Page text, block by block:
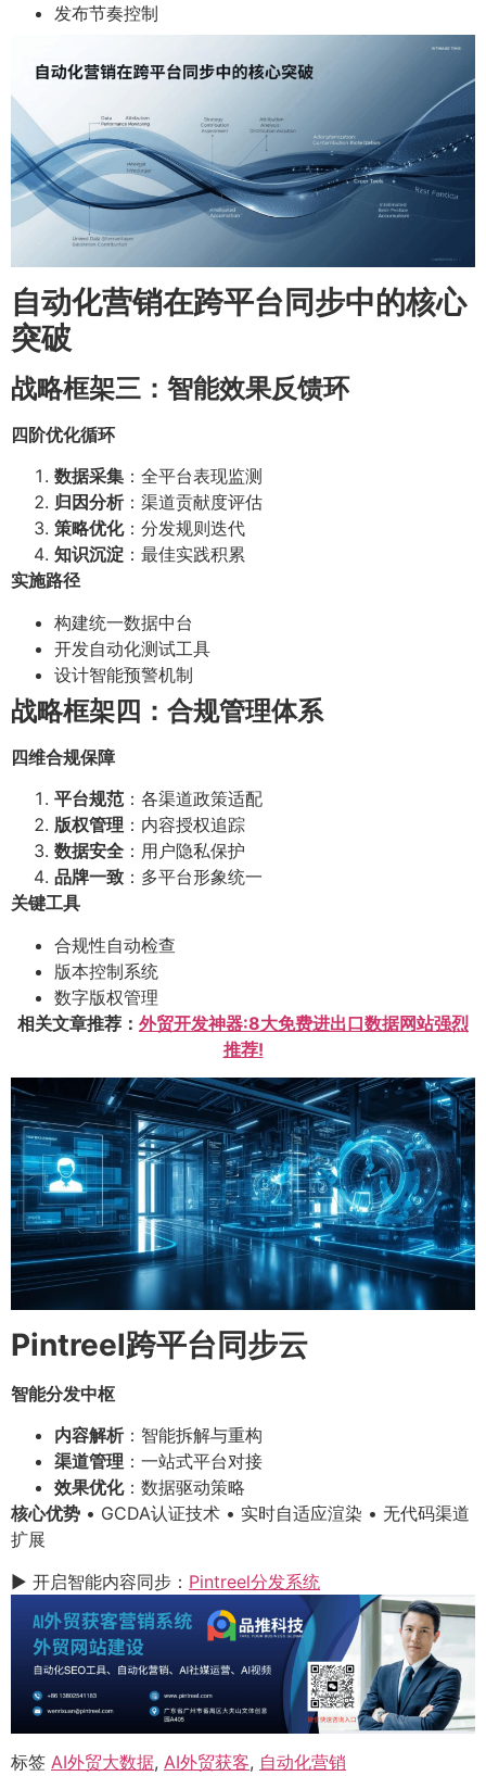
发布节奏控制
自动化营销在跨平台同步中的核心
突破
战略框架三：智能效果反馈环
四阶优化循环
数据采集 ：全平台表现监测
归因分析：渠道贡献度评估
策略优化：分发规则迭代
知识沉淀 ：最佳实践积累
实施路径
构建统一数据中台
开发自动化测试工具
设计智能预警机制
战略框架四：合规管理体系
四维合规保障
平台规范：各渠道政策适配
版权管理 ：内容授权追踪
数据安全 ：用户隐私保护
品牌一致 ：多平台形象统一
关键工具
合规性自动检查
版本控制系统
数字版权管理
相关文章推荐： 外贸开发神器:8大免费进出口数据网站强烈
推荐!
Pintreel跨平台同步云
智能分发中枢
内容解析：智能拆解与重构
渠道管理 ：一站式平台对接
效果优化：数据驱动策略
核心优势 • GCDA认证技术 • 实时自适应渲染 • 无代码渠道
扩展
▶ 开启智能内容同步： Pintreel分发系统
标签 AI外贸大数据, AI外贸获客, 自动化营销